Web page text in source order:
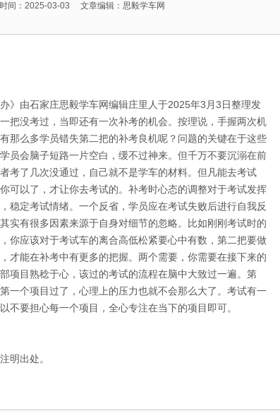
间：2025-03-03 文章编辑：思毅学车网
》由石家庄思毅学车网编辑庄里人于2025年3月3日整理发
把没考过，当即还有一次补考的机会。按理说，手握两次机
那么多学员错失第二把的补考良机呢？问题的关键在于这些
员会脑子短路一片空白，缓不过神来。但千万不要沉溺在前
考了几次没通过，自己就不是学车的材料。但凡能去考试
可以了，才让你去考试的。补考时心态的调整对于考试发挥
稳定考试情绪。一个反省，学员应在考试失败后进行自我反
实有很多因素来源于自身对细节的忽略。比如刚刚考试时的
你应该对于考试车的离合高低松紧要心中有数，第二把要做
才能在补考中有更多的把握。两个需要，你需要在接下来的
项目熟稔于心，该过的考试的流程在脑中大致过一遍。第
一个项目过了，心理上的压力也就不会那么大了。考试有一
不要担心每一个项目，全心专注在当下的项目即可。
明出处。